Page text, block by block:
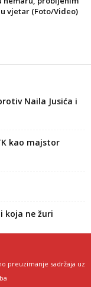
vjetar (Foto/Video)
Naila Jusića i
kao majstor
koja ne žuri
preuzimanje sadržaja uz